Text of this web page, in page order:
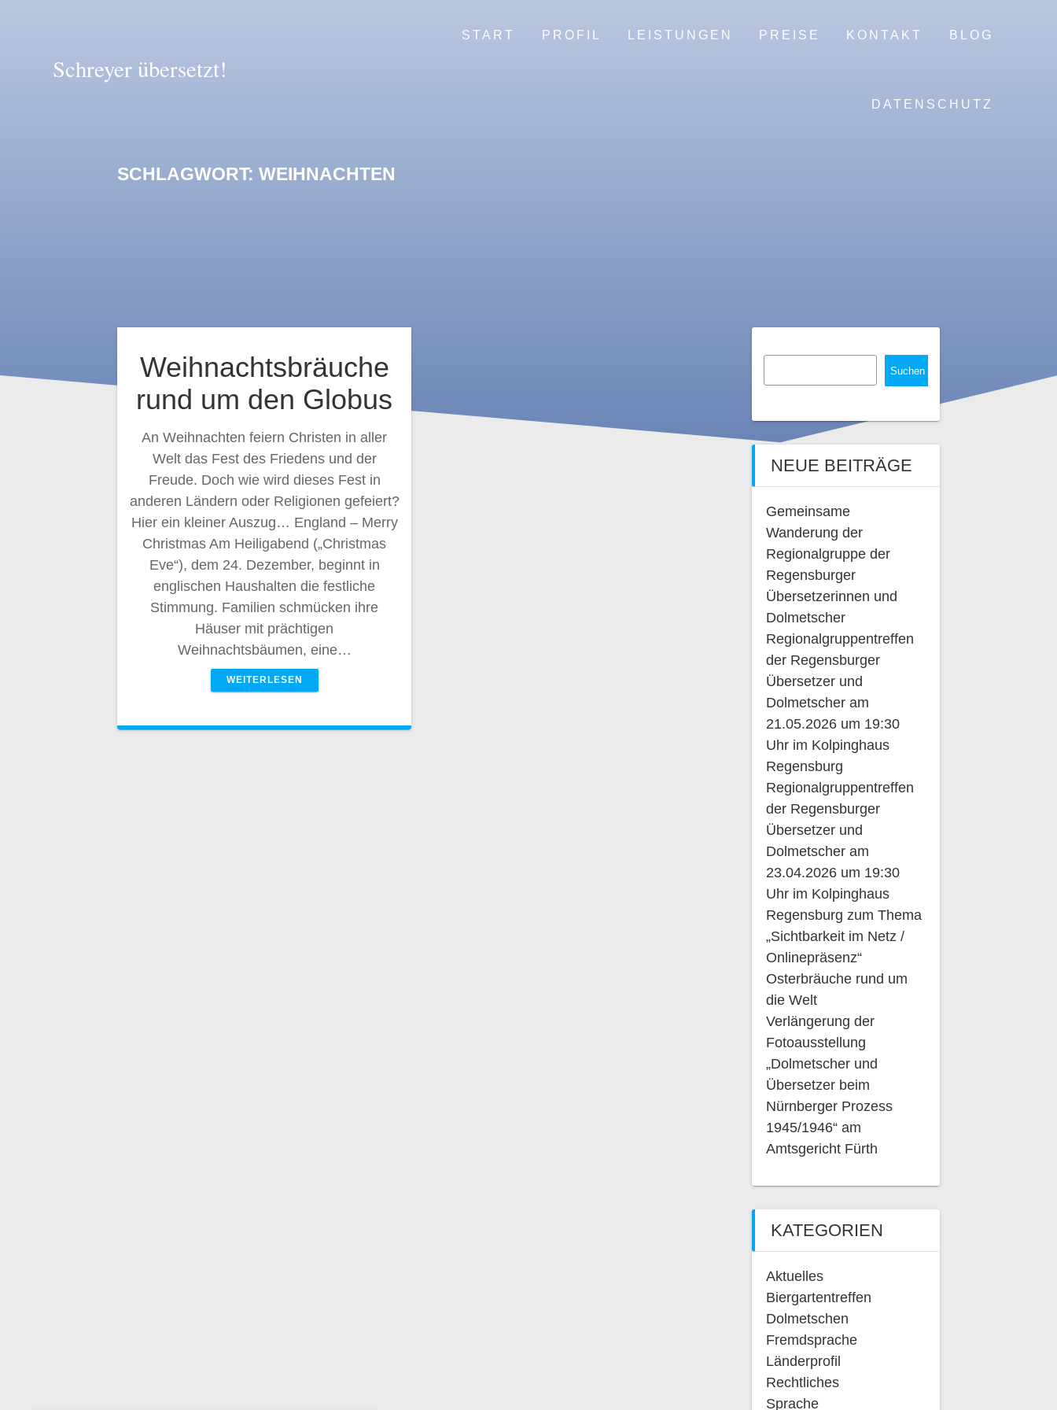
Schreyerübersetzt!
START PROFIL LEISTUNGEN PREISE KONTAKT BLOG
DATENSCHUTZ
SCHLAGWORT:WEIHNACHTEN
Weihnachtsbräuche
rund um den Globus
An Weihnachten feiern Christen in aller
Welt das Fest des Friedens und der
Freude. Doch wie wird dieses Fest in
anderen Ländern oder Religionen gefeiert?
Hier ein kleiner Auszug… England – Merry
Christmas Am Heiligabend („Christmas
Eve“), dem 24. Dezember, beginnt in
englischen Haushalten die festliche
Stimmung. Familien schmücken ihre
Häuser mit prächtigen
Weihnachtsbäumen, eine…
WEITERLESEN
Suchen
NEUE BEITRÄGE
Gemeinsame
Wanderung der
Regionalgruppe der
Regensburger
Übersetzerinnen und
Dolmetscher
Regionalgruppentreffen
der Regensburger
Übersetzer und
Dolmetscher am
21.05.2026 um 19:30
Uhr im Kolpinghaus
Regensburg
Regionalgruppentreffen
der Regensburger
Übersetzer und
Dolmetscher am
23.04.2026 um 19:30
Uhr im Kolpinghaus
Regensburg zum Thema
„Sichtbarkeit im Netz /
Onlinepräsenz“
Osterbräuche rund um
die Welt
Verlängerung der
Fotoausstellung
„Dolmetscher und
Übersetzer beim
Nürnberger Prozess
1945/1946“ am
Amtsgericht Fürth
KATEGORIEN
Aktuelles
Biergartentreffen
Dolmetschen
Fremdsprache
Länderprofil
Rechtliches
Sprache